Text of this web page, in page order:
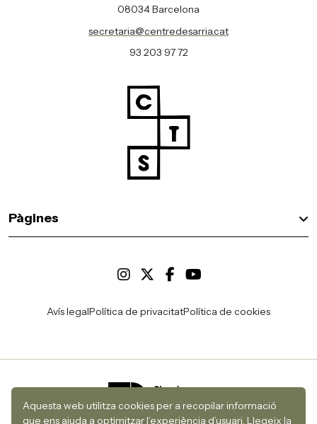
Aquesta web utilitza cookies per a recopilar informació
que ens ajuda a optimitzar l’experiència d’usuari. Llegeix la
08034 Barcelona
secretaria@centredesarria.cat
93 203 97 72
Pàgines
Avís legalPolítica de privacitatPolítica de cookies